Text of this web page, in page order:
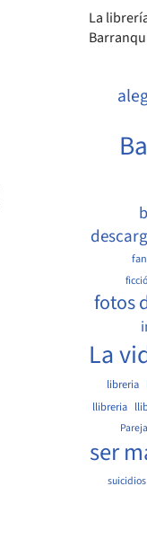
La
fotos
La
libreria
llibreria
Pareja
ser
suicidios